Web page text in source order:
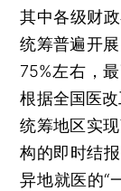
其中各级财
统筹普遍开
75%左右，
根据全国医
统筹地区实
构的即时结
异地就医的“